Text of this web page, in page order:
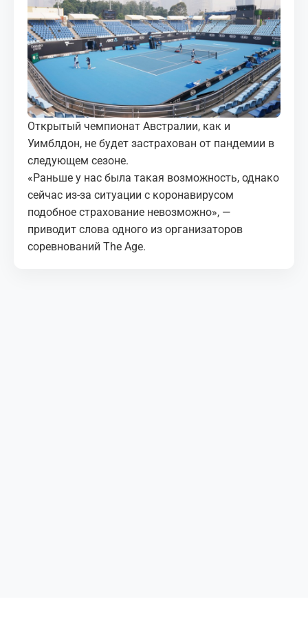
МЕДИА
КОРТЫ
КОНТАКТЫ
UZ-PIN
Открытый чемпионат Австралии, как и
Уимблдон, не будет застрахован от пандемии в
следующем сезоне.
«Раньше у нас была такая возможность, однако
сейчас из-за ситуации с коронавирусом
подобное страхование невозможно», —
приводит слова одного из организаторов
соревнований The Age.